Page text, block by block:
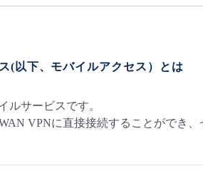
(以下、モバイルアクセス）とは
ルサービスです。
VPNに直接接続することができ